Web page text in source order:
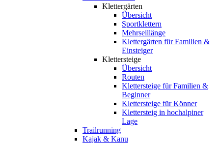
Klettergärten
Übersicht
Sportklettern
Mehrseillänge
Klettergärten für Familien &
Einsteiger
Klettersteige
Übersicht
Routen
Klettersteige für Familien &
Beginner
Klettersteige für Könner
Klettersteig in hochalpiner
Lage
Trailrunning
Kajak & Kanu